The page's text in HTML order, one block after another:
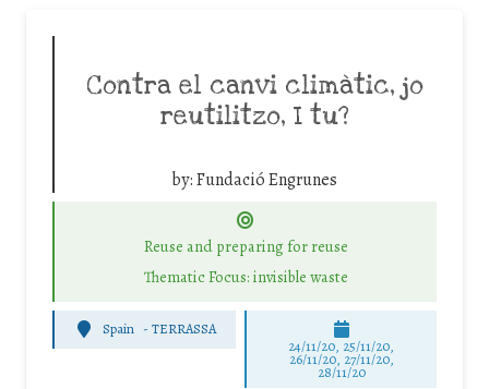
Contra el canvi climàtic, jo
reutilitzo, I tu?
by:Fundació Engrunes
Reuse and preparing for reuse
Thematic Focus: invisible waste
Spain -TERRASSA
24/11/20, 25/11/20,
26/11/20, 27/11/20,
28/11/20